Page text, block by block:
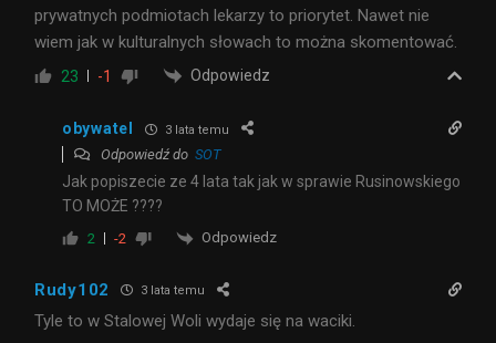
prywatnych podmiotach lekarzy to priorytet. Nawet nie
wiem jak w kulturalnych słowach to można skomentować.
23 -1 Odpowiedz
obywatel 3 lata temu
Odpowiedź do SOT
Jak popiszecie ze 4 lata tak jak w sprawie Rusinowskiego
TO MOŻE ????
2 -2 Odpowiedz
Rudy102 3 lata temu
Tyle to w Stalowej Woli wydaje się na waciki.